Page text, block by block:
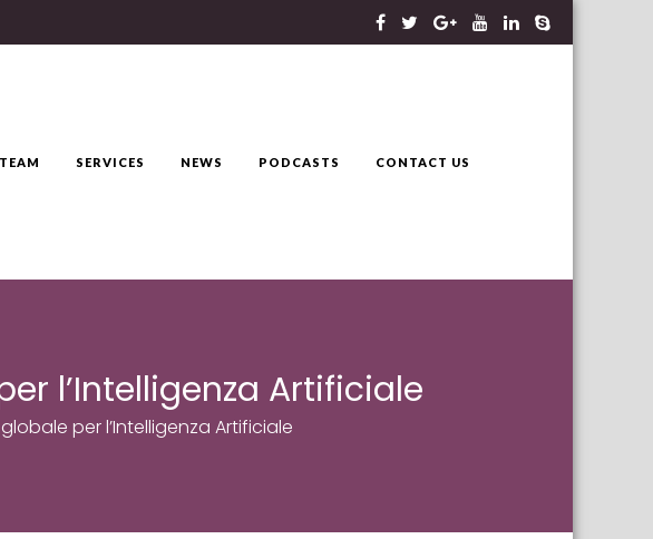
SERVICES NEWS PODCASTS CONTACT US
l’Intelligenza Artificiale
per l’Intelligenza Artificiale